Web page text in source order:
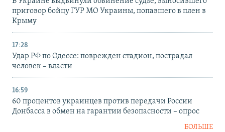
приговор бойцу ГУР МО Украины, попавшего в плен в
Крыму
17:28
Удар РФ по Одессе: поврежден стадион, пострадал
человек – власти
16:59
60 процентов украинцев против передачи России
Донбасса в обмен на гарантии безопасности – опрос
БОЛЬШЕ